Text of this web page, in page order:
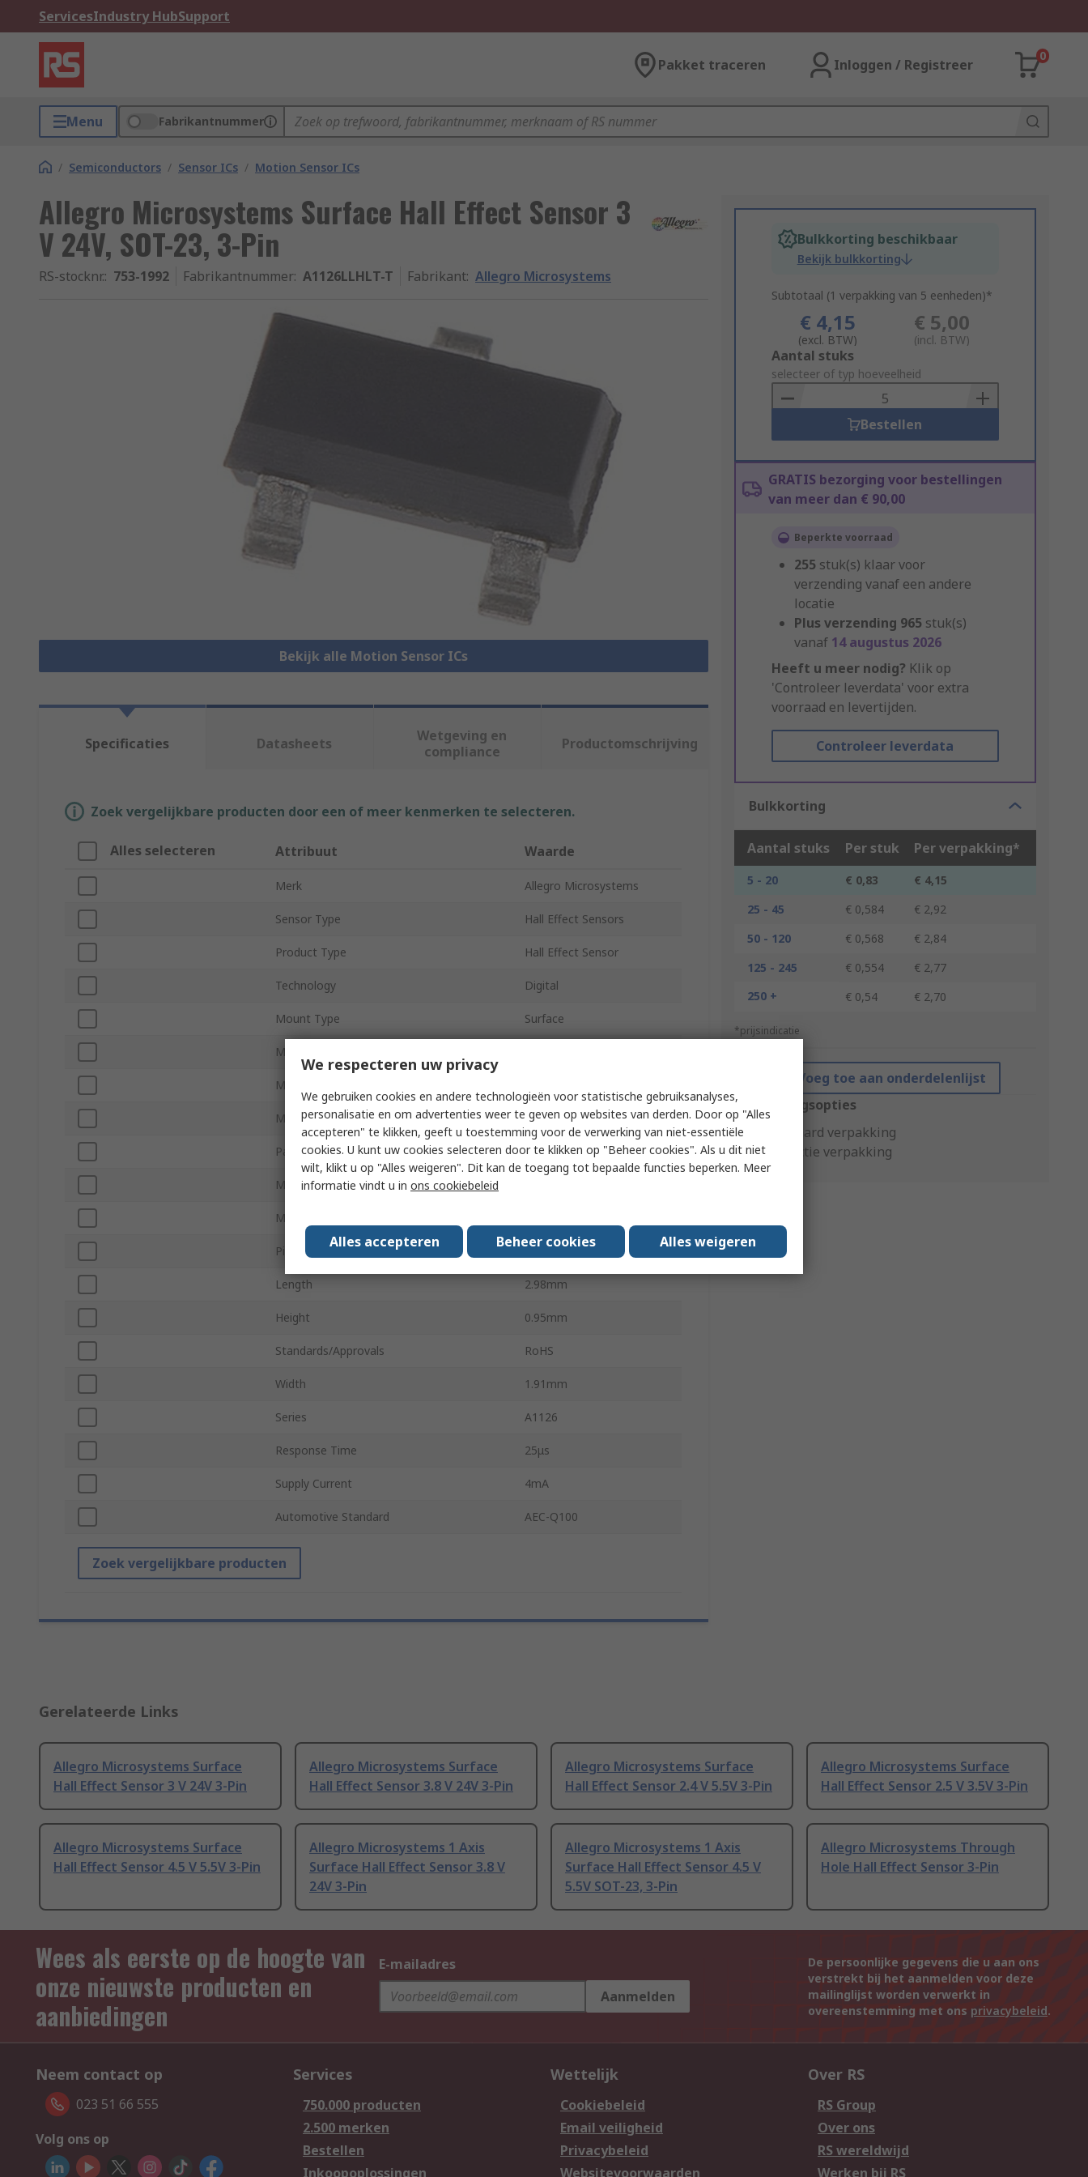
ServicesIndustry HubSupport
Pakket traceren Inloggen / Registreer
0
Menu Fabrikantnummer
/ Semiconductors / Sensor ICs / Motion Sensor ICs
Allegro Microsystems Surface Hall Effect Sensor 3
V 24V, SOT-23, 3-Pin
RS-stocknr.: 753-1992 Fabrikantnummer: A1126LLHLT-T Fabrikant: Allegro Microsystems
Bekijk alle Motion Sensor ICs
Bulkkorting beschikbaar
Bekijk bulkkorting
Subtotaal (1 verpakking van 5 eenheden)*
€ 4,15
(excl. BTW)
€ 5,00
(incl. BTW)
Add
to
Basket
Aantal stuks
selecteer of typ hoeveelheid
Bestellen
GRATIS bezorging voor bestellingen
van meer dan € 90,00
Beperkte voorraad
255 stuk(s) klaar voor
verzending vanaf een andere
locatie
Plus verzending 965 stuk(s)
vanaf 14 augustus 2026
Heeft u meer nodig? Klik op
'Controleer leverdata' voor extra
voorraad en levertijden.
Controleer leverdata
Bulkkorting
Aantal stuks Per stuk Per verpakking*
5 - 20 € 0,83
€ 4,15
25 - 45
€ 0,584
€ 2,92
50 - 120
€ 0,568
€ 2,84
125 - 245
€ 0,554
€ 2,77
250 +
€ 0,54 € 2,70
*prijsindicatie
Voeg toe aan onderdelenlijst
Verpakkingsopties
Standaard verpakking
Productie verpakking
Specificaties Datasheets
Wetgeving en
compliance
Productomschrijving
Zoek vergelijkbare producten door een of meer kenmerken te selecteren.
Alles selecteren Attribuut Waarde
Merk Allegro Microsystems
Sensor Type Hall Effect Sensors
Product Type Hall Effect Sensor
Technology Digital
Mount Type Surface
Magnetic Type
Minimum Supply Voltage
Maximum Supply Voltage 24V
Package Type SOT-23
Minimum Operating Temperature
Maximum Operating Temperature
Pin Count 3
Length 2.98mm
Height 0.95mm
Standards/Approvals RoHS
Width 1.91mm
Series A1126
Response Time 25μs
Supply Current 4mA
Automotive Standard AEC-Q100
Zoek vergelijkbare producten
Gerelateerde Links
Allegro Microsystems Surface
Hall Effect Sensor 3 V 24V 3-Pin
Allegro Microsystems Surface
Hall Effect Sensor 3.8 V 24V 3-Pin
Allegro Microsystems Surface
Hall Effect Sensor 2.4 V 5.5V 3-Pin
Allegro Microsystems Surface
Hall Effect Sensor 2.5 V 3.5V 3-Pin
Allegro Microsystems Surface
Hall Effect Sensor 4.5 V 5.5V 3-Pin
Allegro Microsystems 1 Axis
Surface Hall Effect Sensor 3.8 V
24V 3-Pin
Allegro Microsystems 1 Axis
Surface Hall Effect Sensor 4.5 V
5.5V SOT-23, 3-Pin
Allegro Microsystems Through
Hole Hall Effect Sensor 3-Pin
Wees als eerste op de hoogte van
onze nieuwste producten en
aanbiedingen
E-mailadres
Aanmelden
De persoonlijke gegevens die u aan ons
verstrekt bij het aanmelden voor deze
mailinglijst worden verwerkt in
overeenstemming met ons privacybeleid.
Neem contact op
023 51 66 555
Volg ons op
Services
750.000 producten
2.500 merken
Bestellen
Inkoopoplossingen
Wettelijk
Cookiebeleid
Email veiligheid
Privacybeleid
Websitevoorwaarden
Over RS
RS Group
Over ons
RS wereldwijd
Werken bij RS
We respecteren uw privacy
We gebruiken cookies en andere technologieën voor statistische gebruiksanalyses,
personalisatie en om advertenties weer te geven op websites van derden. Door op "Alles
accepteren" te klikken, geeft u toestemming voor de verwerking van niet-essentiële
cookies. U kunt uw cookies selecteren door te klikken op "Beheer cookies". Als u dit niet
wilt, klikt u op "Alles weigeren". Dit kan de toegang tot bepaalde functies beperken. Meer
informatie vindt u in ons cookiebeleid
Alles accepteren Beheer cookies Alles weigeren